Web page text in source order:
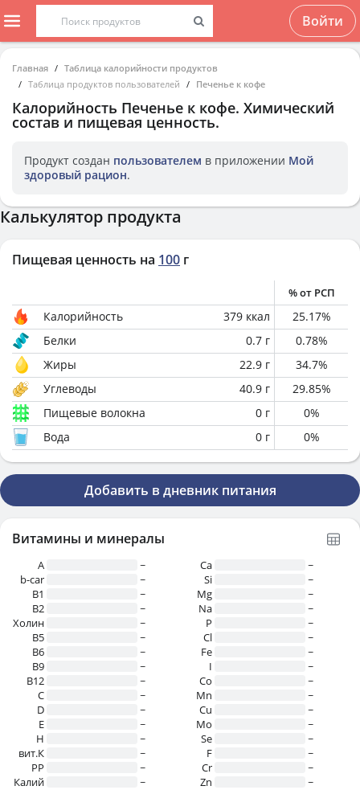
Войти
Главная
Таблица калорийности продуктов
Таблица продуктов пользователей
Печенье к кофе
Калорийность Печенье к кофе. Химический
состав и пищевая ценность.
Продукт создан пользователем в приложении Мой
здоровый рацион.
Калькулятор продукта
Пищевая ценность на 100 г
% от РСП
Калорийность 379 ккал 25.17%
Белки
0.7 г 0.78%
Жиры
22.9 г 34.7%
Углеводы
40.9 г 29.85%
Пищевые волокна
0 г 0%
Вода
0 г 0%
Добавить в дневник питания
Витамины и минералы
A
~
b-car
~
В1
~
B2
~
Холин
~
B5
~
B6
~
B9
~
B12
~
C
~
D
~
E
~
H
~
вит.К
~
PP
~
Калий
~
Ca
~
Si
~
Mg
~
Na
~
P
~
Cl
~
Fe
~
I
~
Co
~
Mn
~
Cu
~
Mo
~
Se
~
F
~
Cr
~
Zn
~